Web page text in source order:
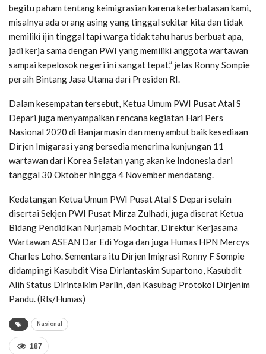
begitu paham tentang keimigrasian karena keterbatasan kami,
misalnya ada orang asing yang tinggal sekitar kita dan tidak
memiliki ijin tinggal tapi warga tidak tahu harus berbuat apa,
jadi kerja sama dengan PWI yang memiliki anggota wartawan
sampai kepelosok negeri ini sangat tepat,” jelas Ronny Sompie
peraih Bintang Jasa Utama dari Presiden RI.
Dalam kesempatan tersebut, Ketua Umum PWI Pusat Atal S
Depari juga menyampaikan rencana kegiatan Hari Pers
Nasional 2020 di Banjarmasin dan menyambut baik kesediaan
Dirjen Imigarasi yang bersedia menerima kunjungan 11
wartawan dari Korea Selatan yang akan ke Indonesia dari
tanggal 30 Oktober hingga 4 November mendatang.
Kedatangan Ketua Umum PWI Pusat Atal S Depari selain
disertai Sekjen PWI Pusat Mirza Zulhadi, juga diserat Ketua
Bidang Pendidikan Nurjamab Mochtar, Direktur Kerjasama
Wartawan ASEAN Dar Edi Yoga dan juga Humas HPN Mercys
Charles Loho. Sementara itu Dirjen Imigrasi Ronny F Sompie
didampingi Kasubdit Visa Dirlantaskim Supartono, Kasubdit
Alih Status Dirintalkim Parlin, dan Kasubag Protokol Dirjenim
Pandu. (Rls/Humas)
Nasional
187